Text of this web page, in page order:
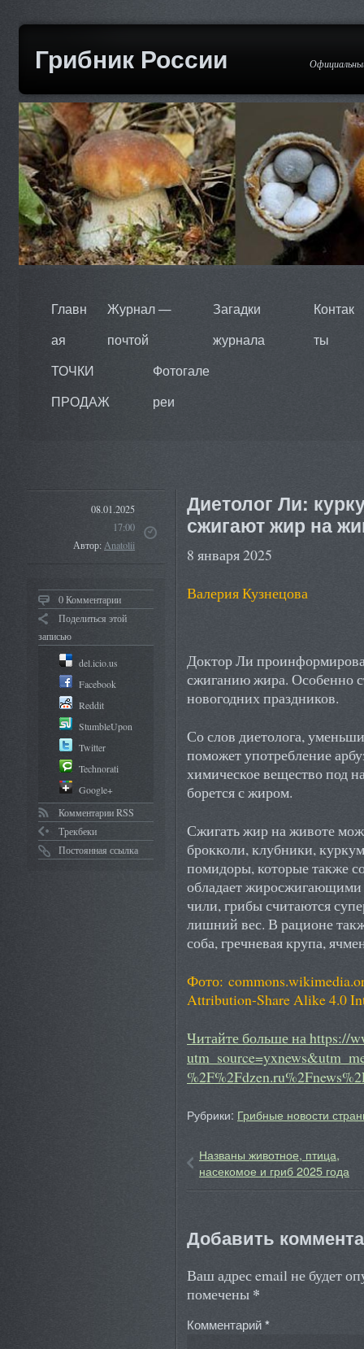
Грибник России
Главн
ая
Журнал —
почтой
Загадки
журнала
Контак
ты
ТОЧКИ
ПРОДАЖ
Фотогале
реи
08.01.2025
17:00
Автор:Anatolii
0 Комментарии
Поделиться этой
записью
del.icio.us
Facebook
Reddit
StumbleUpon
Twitter
Technorati
Google+
Комментарии RSS
Трекбеки
Постоянная ссылка
Диетолог Ли:
сжигают жир на
8 января 2025
Валерия Кузнецова
Доктор Ли
сжиганию жира. Особенно
новогодних праздников.
Со слов диетолога,
поможет употребление
химическое вещество под
борется с жиром.
Сжигать жир на животе
брокколи, клубники,
помидоры, которые также
обладает жиросжигающими
чили, грибы считаются
лишний вес. В рационе
соба, гречневая крупа,
Фото:
Attribution-Share Alike 4.0
Читайте больше на https://
Рубрики: Грибные новости
Названы животное, птица,
насекомое и гриб 2025 года
Добавить
Ваш адрес email не будет
помечены *
Комментарий*